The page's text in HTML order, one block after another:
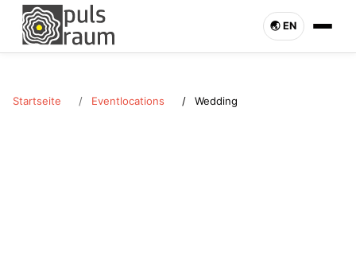
🌏︎ EN
Startseite Eventlocations Wedding